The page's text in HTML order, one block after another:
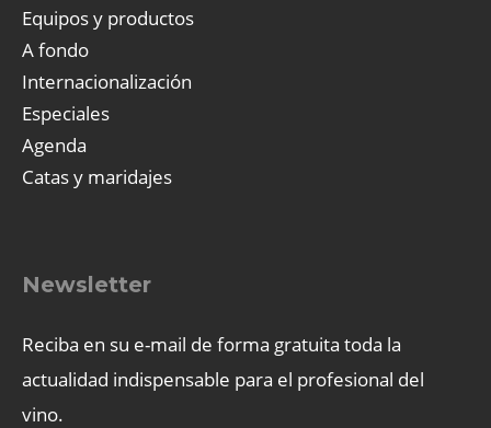
Equipos y productos
A fondo
Internacionalización
Especiales
Agenda
Catas y maridajes
Newsletter
Reciba en su e-mail de forma gratuita toda la
actualidad indispensable para el profesional del
vino.